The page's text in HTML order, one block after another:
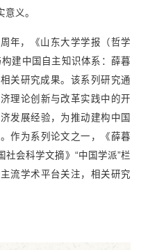
义。
周年，《山东大学学报（哲学
建中国自主知识体系：薛暮
关研究成果。该系列研究通
理论创新与改革实践中的开
发展经验，为推动建构中国
作为系列论文之一，《薛暮
社会科学文摘》“中国学派”栏
流学术平台关注，相关研究